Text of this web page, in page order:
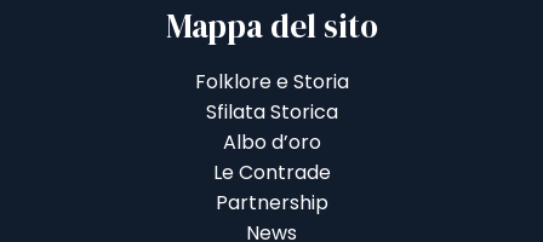
Mappa del sito
Folklore e Storia
Sfilata Storica
Albo d’oro
Le Contrade
Partnership
News